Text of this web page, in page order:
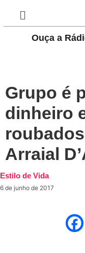
Ouça a
Grupo é
dinheiro
Arraial
Estilo de Vida
6 de junho de 2017